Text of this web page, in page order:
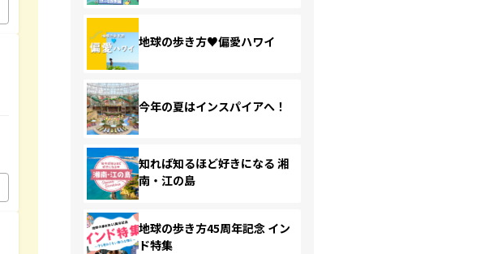
地球の歩き方♥偏愛ハワイ
今年の夏はインスパイアへ！
知れば知るほど好きになる 湘
南・江の島
地球の歩き方45周年記念 イン
ド特集